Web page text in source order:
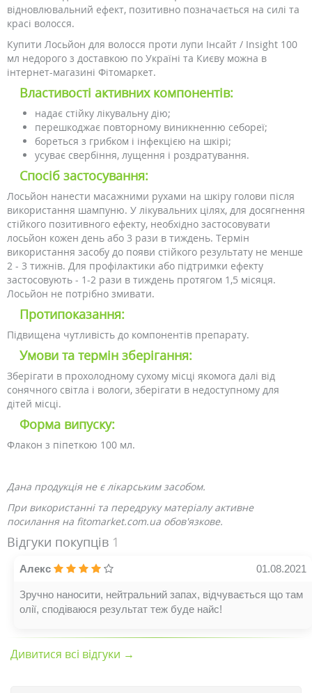
відновлювальний ефект, позитивно позначається на силі та
красі волосся.
Купити Лосьйон для волосся проти лупи Інсайт / Insight 100
мл недорого з доставкою по Україні та Києву можна в
інтернет-магазині Фітомаркет.
Властивості активних компонентів:
надає стійку лікувальну дію;
перешкоджає повторному виникненню себореї;
бореться з грибком і інфекцією на шкірі;
усуває свербіння, лущення і роздратування.
Спосіб застосування:
Лосьйон нанести масажними рухами на шкіру голови після
використання шампуню. У лікувальних цілях, для досягнення
стійкого позитивного ефекту, необхідно застосовувати
лосьйон кожен день або 3 рази в тиждень. Термін
використання засобу до появи стійкого результату не менше
2 - 3 тижнів. Для профілактики або підтримки ефекту
застосовують - 1-2 рази в тиждень протягом 1,5 місяця.
Лосьйон не потрібно змивати.
Протипоказання:
Підвищена чутливість до компонентів препарату.
Умови та термін зберігання:
Зберігати в прохолодному сухому місці якомога далі від
сонячного світла і вологи, зберігати в недоступному для
дітей місці.
Форма випуску:
Флакон з піпеткою 100 мл.
Дана продукція не є лікарським засобом.
При використанні та передруку матеріалу активне
посилання на fitomarket.com.ua обов'язкове.
Відгуки покупців 1
Алекс 01.08.2021
Зручно наносити, нейтральний запах, відчувається що там
олії, сподіваюся результат теж буде найс!
Дивитися всі відгуки →